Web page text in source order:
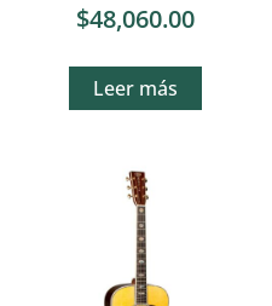
$48,060.00
Leer más